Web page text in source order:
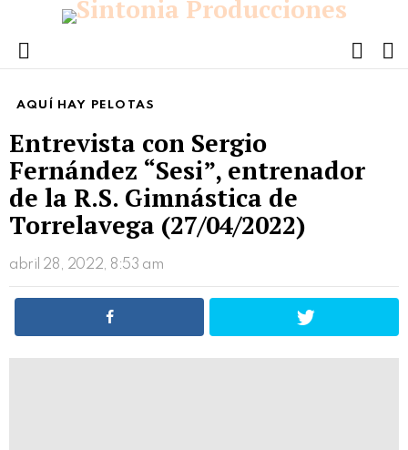
Menu
AQUÍ HAY PELOTAS
Entrevista con Sergio
Fernández “Sesi”, entrenador
de la R.S. Gimnástica de
Torrelavega (27/04/2022)
abril 28, 2022, 8:53 am